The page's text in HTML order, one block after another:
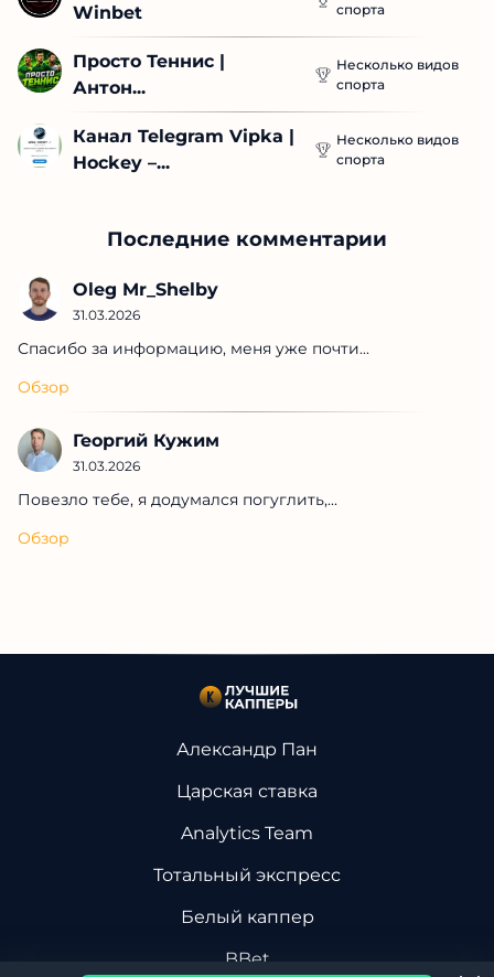
Winbet
спорта
Просто Теннис |
Антон...
Несколько видов
спорта
Канал Telegram Vipka |
Hockey –...
Несколько видов
спорта
Последние комментарии
Oleg Mr_Shelby
31.03.2026
Спасибо за информацию, меня уже почти...
Обзор
Георгий Кужим
31.03.2026
Повезло тебе, я додумался погуглить,...
Обзор
Александр Пан
Царская ставка
Analytics Team
Тотальный экспресс
Белый каппер
BBet